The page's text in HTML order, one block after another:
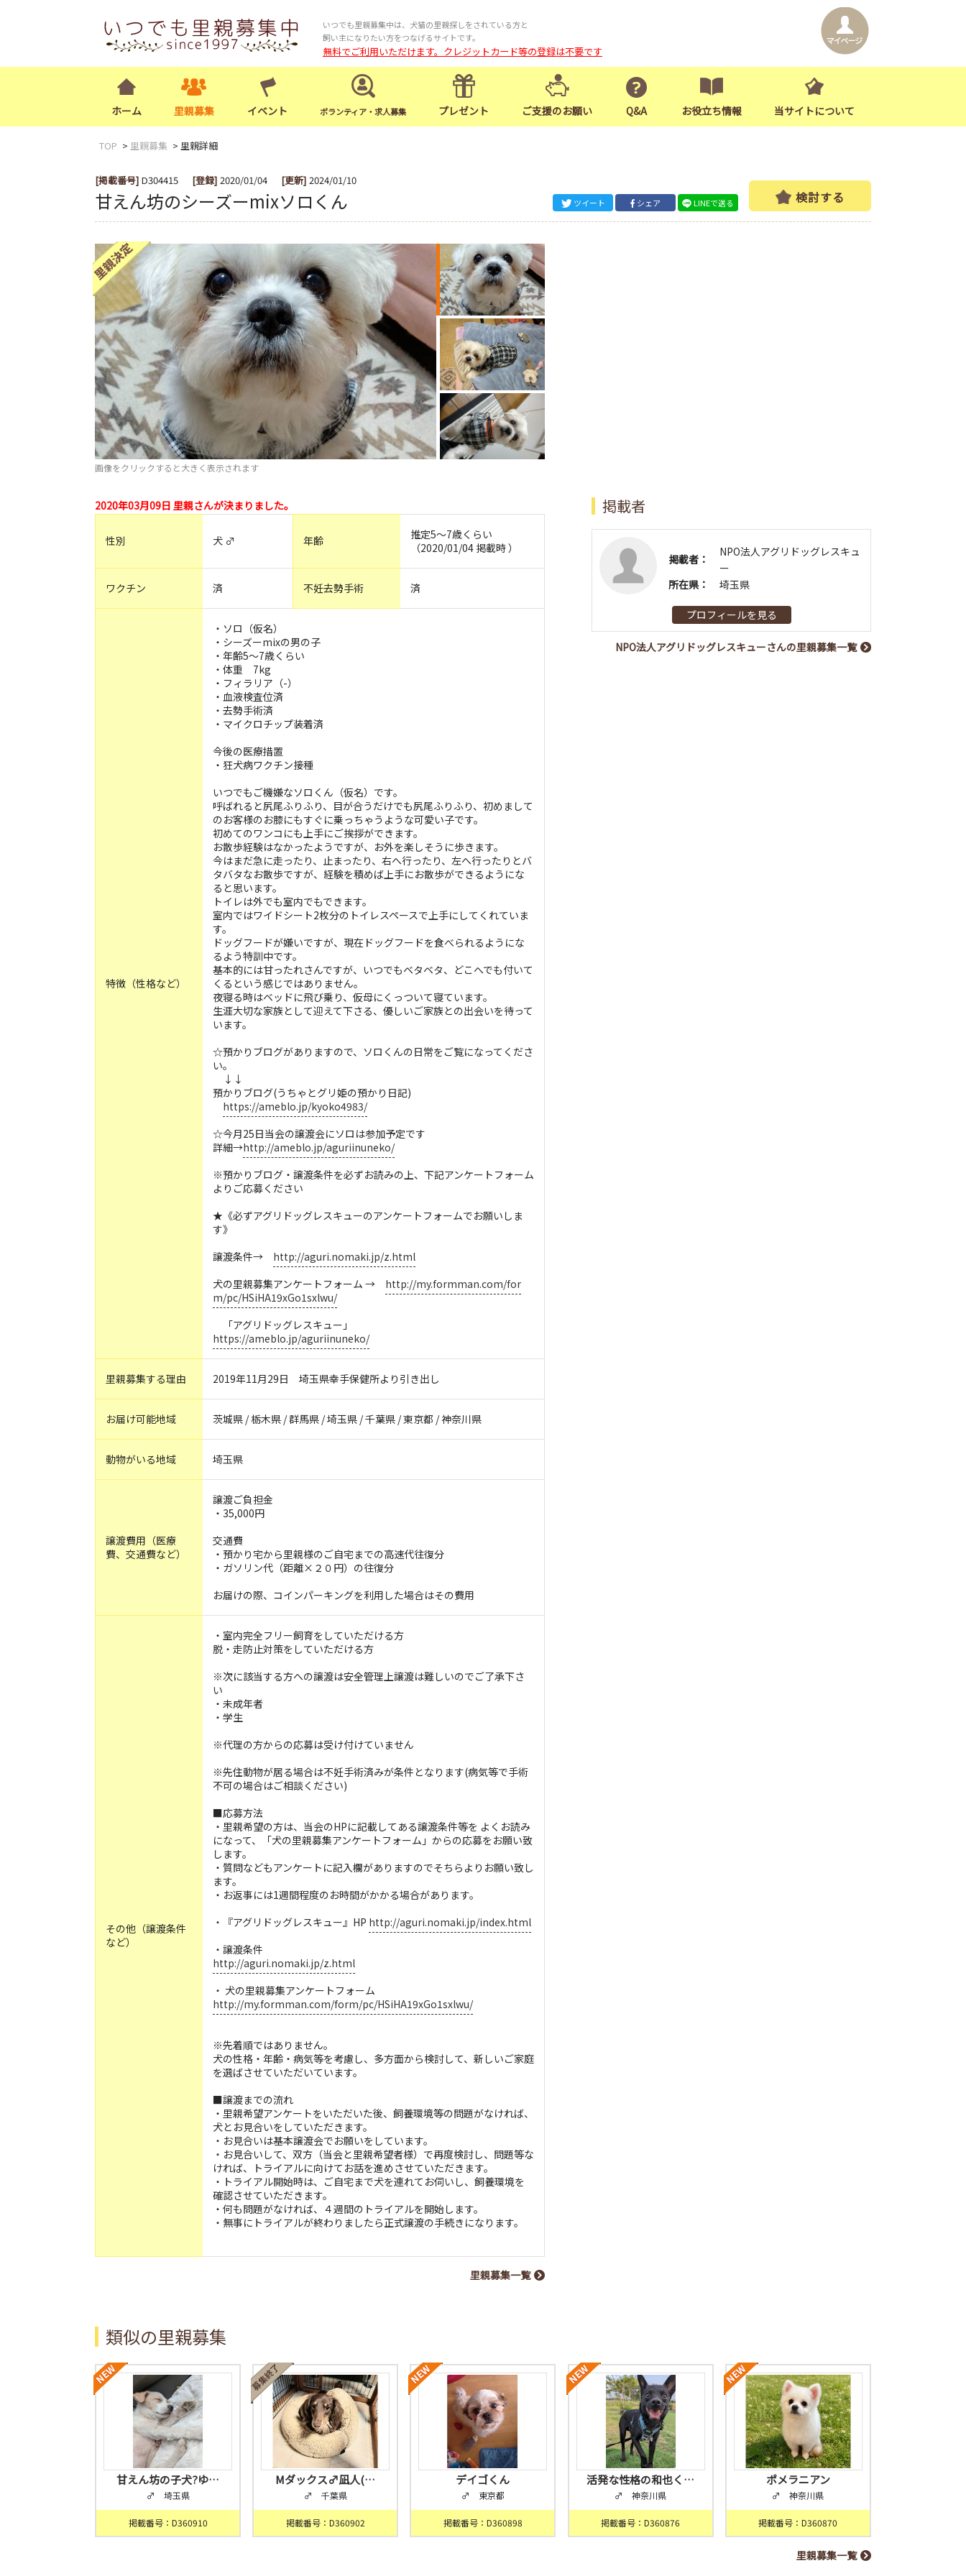
いつでも里親募集中は、犬猫の里親探しをされている方と
飼い主になりたい方をつなげるサイトです。
無料でご利用いただけます。クレジットカード等の登録は不要です
ホーム 里親募集 イベント ボランティア・求人募集 プレゼント ご支援のお願い Q&A お役立ち情報 当サイトについて
TOP 里親募集 里親詳細
[掲載番号] D304415 [登録] 2020/01/04 [更新] 2024/01/10
甘えん坊のシーズーmixソロくん ツイート シェア LINEで送る 検討する
画像をクリックすると大きく表示されます
2020年03月09日 里親さんが決まりました。
性別 犬 ♂ 年齢
推定5～7歳くらい
（2020/01/04 掲載時 ）
ワクチン 済 不妊去勢手術 済
特徴（性格など）
・ソロ（仮名）
・シーズーmixの男の子
・年齢5～7歳くらい
・体重 7kg
・フィラリア（-）
・血液検査位済
・去勢手術済
・マイクロチップ装着済
今後の医療措置
・狂犬病ワクチン接種
いつでもご機嫌なソロくん（仮名）です。
呼ばれると尻尾ふりふり、目が合うだけでも尻尾ふりふり、初めまして
のお客様のお膝にもすぐに乗っちゃうような可愛い子です。
初めてのワンコにも上手にご挨拶ができます。
お散歩経験はなかったようですが、お外を楽しそうに歩きます。
今はまだ急に走ったり、止まったり、右へ行ったり、左へ行ったりとバ
タバタなお散歩ですが、経験を積めば上手にお散歩ができるようにな
ると思います。
トイレは外でも室内でもできます。
室内ではワイドシート2枚分のトイレスペースで上手にしてくれていま
す。
ドッグフードが嫌いですが、現在ドッグフードを食べられるようにな
るよう特訓中です。
基本的には甘ったれさんですが、いつでもベタベタ、どこへでも付いて
くるという感じではありません。
夜寝る時はベッドに飛び乗り、仮母にくっついて寝ています。
生涯大切な家族として迎えて下さる、優しいご家族との出会いを待って
います。
☆預かりブログがありますので、ソロくんの日常をご覧になってくださ
い。
↓↓
預かりブログ(うちゃとグリ姫の預かり日記)
https://ameblo.jp/kyoko4983/
☆今月25日当会の譲渡会にソロは参加予定です
詳細→http://ameblo.jp/aguriinuneko/
※預かりブログ・譲渡条件を必ずお読みの上、下記アンケートフォーム
よりご応募ください
★《必ずアグリドッグレスキューのアンケートフォームでお願いしま
す》
譲渡条件→ http://aguri.nomaki.jp/z.html
犬の里親募集アンケートフォーム → http://my.formman.com/for
m/pc/HSiHA19xGo1sxlwu/
「アグリドッグレスキュー」
https://ameblo.jp/aguriinuneko/
里親募集する理由 2019年11月29日 埼玉県幸手保健所より引き出し
お届け可能地域 茨城県 / 栃木県 / 群馬県 / 埼玉県 / 千葉県 / 東京都 / 神奈川県
動物がいる地域 埼玉県
譲渡費用（医療
費、交通費など）
譲渡ご負担金
・35,000円
交通費
・預かり宅から里親様のご自宅までの高速代往復分
・ガソリン代（距離×２０円）の往復分
お届けの際、コインパーキングを利用した場合はその費用
その他（譲渡条件
など）
・室内完全フリー飼育をしていただける方
脱・走防止対策をしていただける方
※次に該当する方への譲渡は安全管理上譲渡は難しいのでご了承下さ
い
・未成年者
・学生
※代理の方からの応募は受け付けていません
※先住動物が居る場合は不妊手術済みが条件となります(病気等で手術
不可の場合はご相談ください)
■応募方法
・里親希望の方は、当会のHPに記載してある譲渡条件等を よくお読み
になって、「犬の里親募集アンケートフォーム」からの応募をお願い致
します。
・質問などもアンケートに記入欄がありますのでそちらよりお願い致し
ます。
・お返事には1週間程度のお時間がかかる場合があります。
・『アグリドッグレスキュー』HP http://aguri.nomaki.jp/index.html
・譲渡条件
http://aguri.nomaki.jp/z.html
・ 犬の里親募集アンケートフォーム
http://my.formman.com/form/pc/HSiHA19xGo1sxlwu/
※先着順ではありません。
犬の性格・年齢・病気等を考慮し、多方面から検討して、新しいご家庭
を選ばさせていただいています。
■譲渡までの流れ
・里親希望アンケートをいただいた後、飼養環境等の問題がなければ、
犬とお見合いをしていただきます。
・お見合いは基本譲渡会でお願いをしています。
・お見合いして、双方（当会と里親希望者様）で再度検討し、問題等な
ければ、トライアルに向けてお話を進めさせていただきます。
・トライアル開始時は、ご自宅まで犬を連れてお伺いし、飼養環境を
確認させていただきます。
・何も問題がなければ、４週間のトライアルを開始します。
・無事にトライアルが終わりましたら正式譲渡の手続きになります。
里親募集一覧
掲載者
掲載者：
NPO法人アグリドッグレスキュ
ー
所在県：
埼玉県
プロフィールを見る
NPO法人アグリドッグレスキューさんの里親募集一覧
類似の里親募集
甘えん坊の子犬?ゆ…
♂ 埼玉県
掲載番号：D360910
Mダックス♂凪人(…
♂ 千葉県
掲載番号：D360902
デイゴくん
♂ 東京都
掲載番号：D360898
活発な性格の和也く…
♂ 神奈川県
掲載番号：D360876
ポメラニアン
♂ 神奈川県
掲載番号：D360870
里親募集一覧